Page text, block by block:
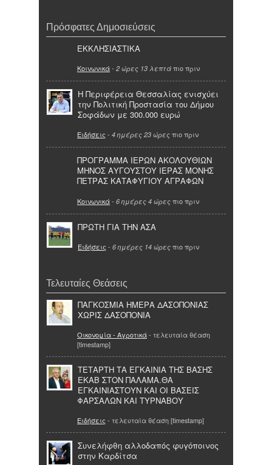
Πρόσφατες Δημοσιεύσεις
ΕΚΚΛΗΣΙΑΣΤΙΚΑ
Κοινωνικά- 2 ώρες 13 λεπτά πιο πριν
Η Περιφέρεια Θεσσαλίας ενισχύει
την Πολιτική Προστασία του Δήμου
Σοφάδων με 300.000 ευρώ
Ειδήσεις - 4 ημέρες 23 ώρες πιο πριν
ΠΡΟΓΡΑΜΜΑ ΙΕΡΩΝ ΑΚΟΛΟΥΘΙΩΝ
ΜΗΝΟΣ ΑΥΓΟΥΣΤΟΥ ΙΕΡΑΣ ΜΟΝΗΣ
ΠΕΤΡΑΣ ΚΑΤΑΦΥΓΙΟΥ ΑΓΡΑΦΩΝ
Κοινωνικά- 6 ημέρες 4 ώρες πιο πριν
ΠΡΩΤΗ ΓΙΑ ΤΗΝ ΑΣΑ
Ειδήσεις - 6 ημέρες 14 ώρες πιο πριν
Τελευταίες Θεάσεις
ΠΑΓΚΟΣΜΙΑ ΗΜΕΡΑ ΔΑΣΟΠΟΝΙΑΣ
ΧΩΡΙΣ ΔΑΣΟΠΟΝΙΑ
Οικονομία - Αγροτικά- τελευταία θέαση
[timestamp]
ΤΕΤΑΡΤΗ ΤΑ ΕΓΚΑΙΝΙΑ ΤΗΣ ΒΑΣΗΣ
ΕΚΑΒ ΣΤΟΝ ΠΑΛΑΜΑ.ΘΑ
ΕΓΚΑΙΝΙΑΣΤΟΥΝ ΚΑΙ ΟΙ ΒΑΣΕΙΣ
ΦΑΡΣΑΛΩΝ ΚΑΙ ΤΥΡΝΑΒΟΥ
Ειδήσεις - τελευταία θέαση [timestamp]
Συνελήφθη αλλοδαπός φυγόποινος
στην Καρδίτσα